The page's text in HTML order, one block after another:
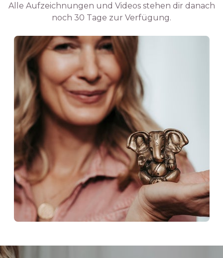
Alle Aufzeichnungen und Videos stehen dir danach
noch 30 Tage zur Verfügung.